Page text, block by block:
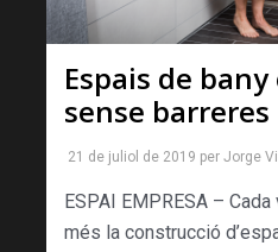
Espais de
sense barreres
21 de juliol de 2019 per Jorge
ESPAI EMPRESA –
més la construcció